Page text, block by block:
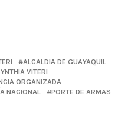
ALCALDIA DE GUAYAQUIL
VITERI
ORGANIZADA
NACIONAL
PORTE DE ARMAS